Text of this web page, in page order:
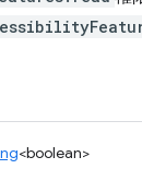
<boolean>